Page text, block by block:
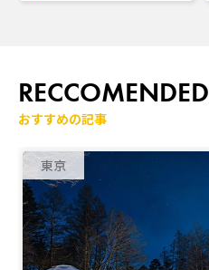
RECCOMENDED
おすすめの記事
東京